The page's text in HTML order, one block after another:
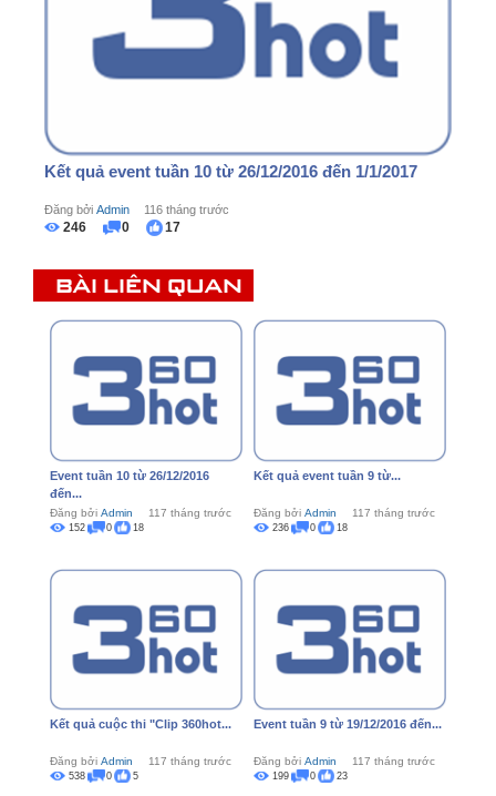
Kết quả event tuần 10 từ 26/12/2016 đến 1/1/2017
Đăng bởi Admin 116 tháng trước
246 0 17
BÀI LIÊN QUAN
Event tuần 10 từ 26/12/2016
đến...
Đăng bởi Admin 117 tháng trước
152 0 18
Kết quả event tuần 9 từ...
Đăng bởi Admin 117 tháng trước
236 0 18
Kết quả cuộc thi "Clip 360hot...
Đăng bởi Admin 117 tháng trước
538 0 5
Event tuần 9 từ 19/12/2016 đến...
Đăng bởi Admin 117 tháng trước
199 0 23